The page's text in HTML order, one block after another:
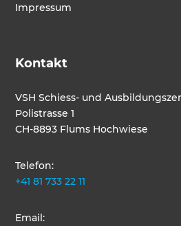
Impressum
Kontakt
VSH Schiess- und
Polistrasse 1
CH-8893 Flums Hochwiese
Telefon:
+41 81 733 22 11
Email: